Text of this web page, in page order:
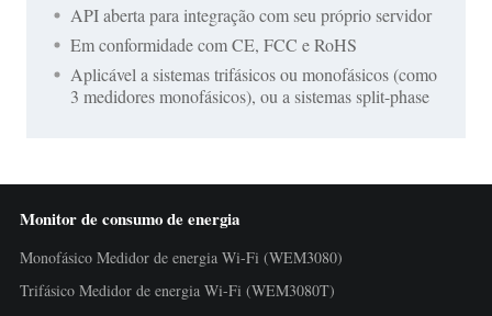
API aberta para integração com seu próprio servidor
Em conformidade com CE, FCC e RoHS
Aplicável a sistemas trifásicos ou monofásicos (como
3 medidores monofásicos), ou a sistemas split-phase
Monitor de consumo de energia
Monofásico Medidor de energia Wi-Fi (WEM3080)
Trifásico Medidor de energia Wi-Fi (WEM3080T)